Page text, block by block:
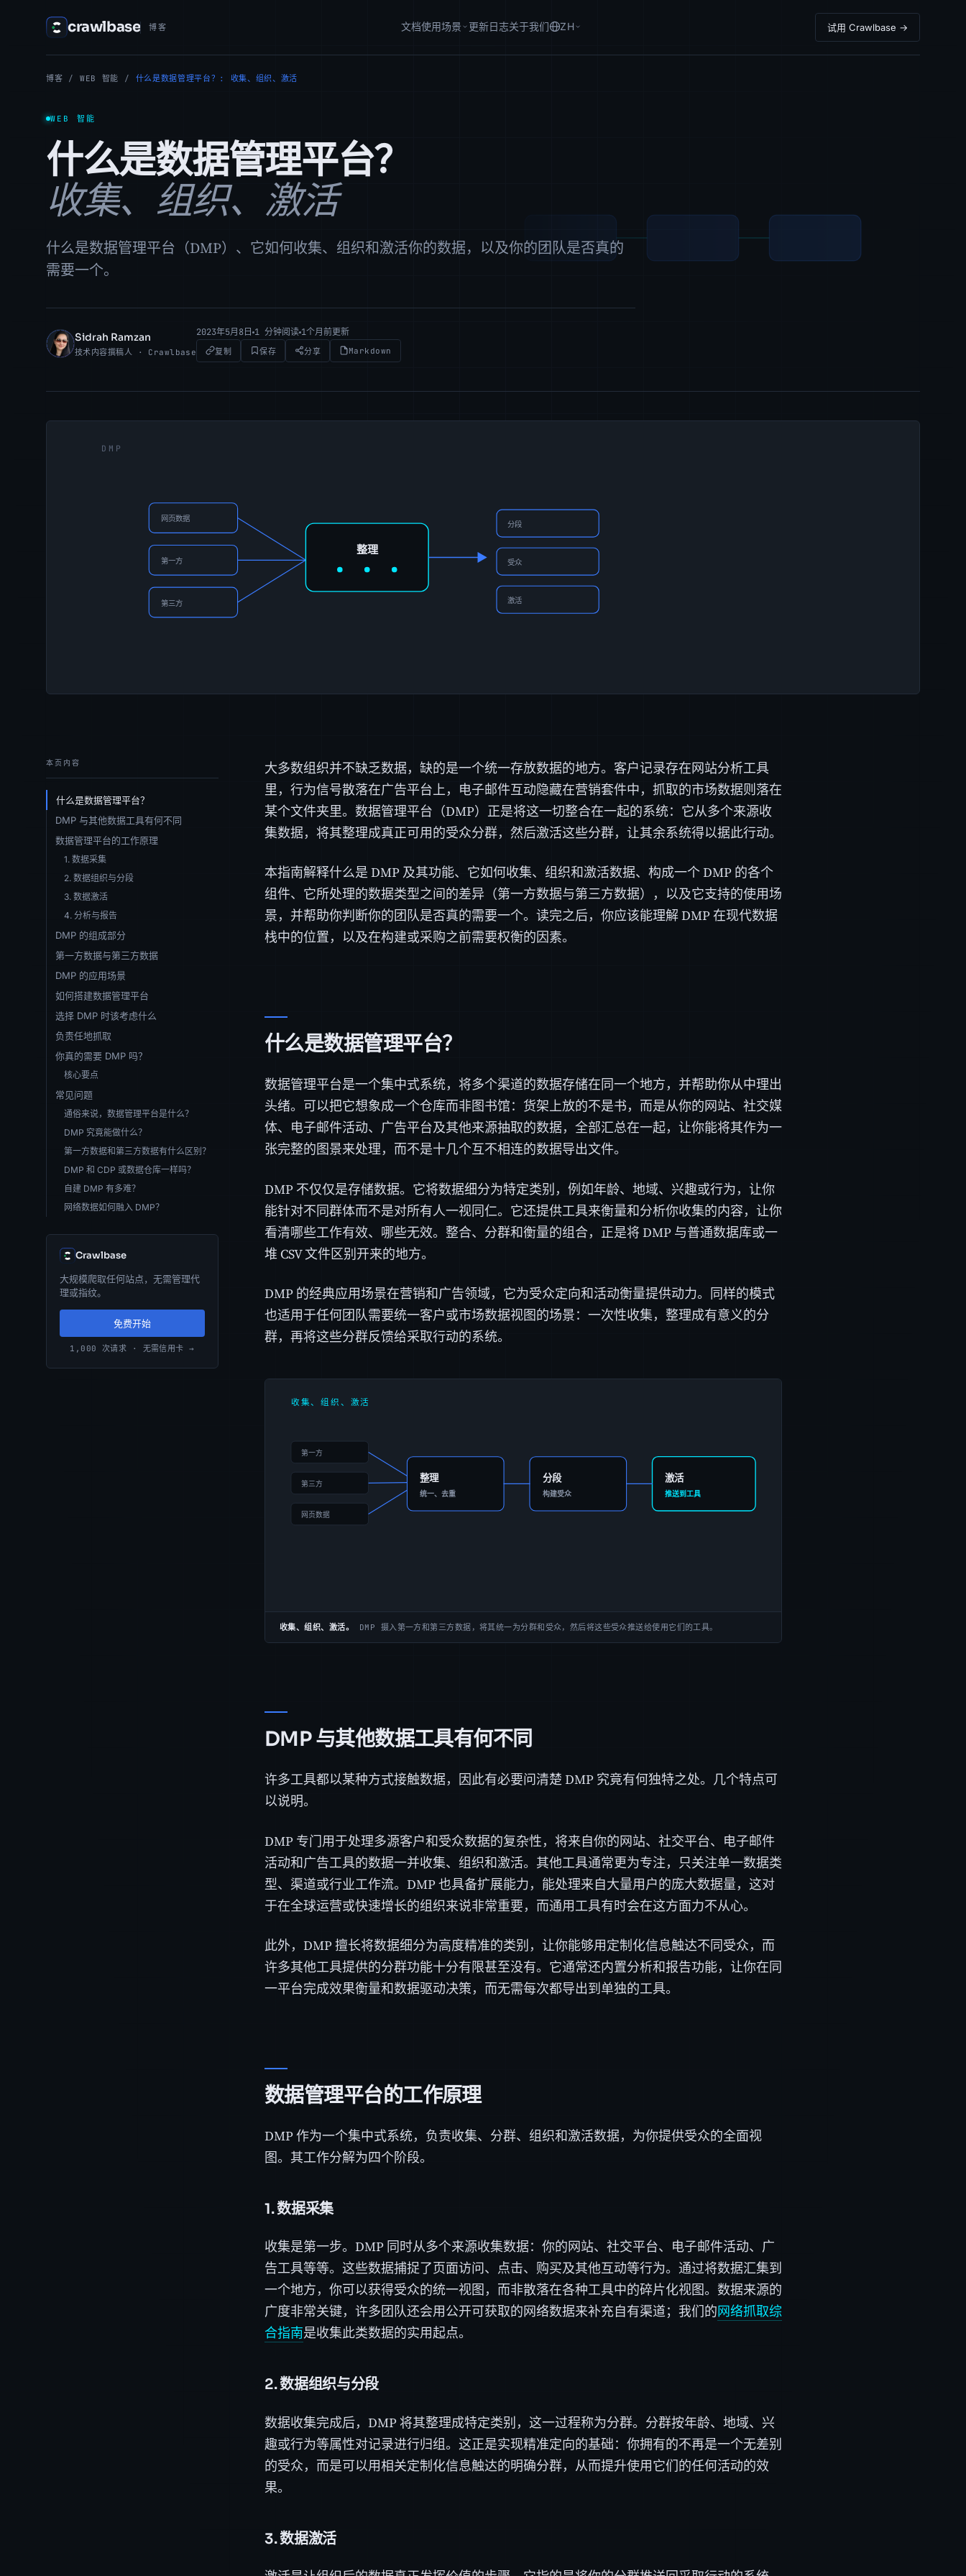
crawlbase 博客 文档使用场景 更新日志关于我们 ZH 试用 Crawlbase →
博客 / WEB 智能 / 什么是数据管理平台？: 收集、组织、激活
WEB 智能
什么是数据管理平台？
收集、组织、激活
什么是数据管理平台（DMP）、它如何收集、组织和激活你的数据，以及你的团队是否真的
需要一个。
SR
Sidrah Ramzan
技术内容撰稿人 · Crawlbase
2023年5月8日 1 分钟阅读 1个月前更新
复制 保存 分享 Markdown
本页内容
什么是数据管理平台？
DMP 与其他数据工具有何不同
数据管理平台的工作原理
1. 数据采集
2. 数据组织与分段
3. 数据激活
4. 分析与报告
DMP 的组成部分
第一方数据与第三方数据
DMP 的应用场景
如何搭建数据管理平台
选择 DMP 时该考虑什么
负责任地抓取
你真的需要 DMP 吗？
核心要点
常见问题
通俗来说，数据管理平台是什么？
DMP 究竟能做什么？
第一方数据和第三方数据有什么区别？
DMP 和 CDP 或数据仓库一样吗？
自建 DMP 有多难？
网络数据如何融入 DMP？
Crawlbase
大规模爬取任何站点，无需管理代
理或指纹。
免费开始
1,000 次请求 · 无需信用卡 →
大多数组织并不缺乏数据，缺的是一个统一存放数据的地方。客户记录存在网站分析工具
里，行为信号散落在广告平台上，电子邮件互动隐藏在营销套件中，抓取的市场数据则落在
某个文件夹里。数据管理平台（DMP）正是将这一切整合在一起的系统：它从多个来源收
集数据，将其整理成真正可用的受众分群，然后激活这些分群，让其余系统得以据此行动。
本指南解释什么是 DMP 及其功能、它如何收集、组织和激活数据、构成一个 DMP 的各个
组件、它所处理的数据类型之间的差异（第一方数据与第三方数据），以及它支持的使用场
景，并帮助你判断你的团队是否真的需要一个。读完之后，你应该能理解 DMP 在现代数据
栈中的位置，以及在构建或采购之前需要权衡的因素。
什么是数据管理平台？
数据管理平台是一个集中式系统，将多个渠道的数据存储在同一个地方，并帮助你从中理出
头绪。可以把它想象成一个仓库而非图书馆：货架上放的不是书，而是从你的网站、社交媒
体、电子邮件活动、广告平台及其他来源抽取的数据，全部汇总在一起，让你能将其作为一
张完整的图景来处理，而不是十几个互不相连的数据导出文件。
DMP 不仅仅是存储数据。它将数据细分为特定类别，例如年龄、地域、兴趣或行为，让你
能针对不同群体而不是对所有人一视同仁。它还提供工具来衡量和分析你收集的内容，让你
看清哪些工作有效、哪些无效。整合、分群和衡量的组合，正是将 DMP 与普通数据库或一
堆 CSV 文件区别开来的地方。
DMP 的经典应用场景在营销和广告领域，它为受众定向和活动衡量提供动力。同样的模式
也适用于任何团队需要统一客户或市场数据视图的场景：一次性收集，整理成有意义的分
群，再将这些分群反馈给采取行动的系统。
收集、组织、激活。 DMP 摄入第一方和第三方数据，将其统一为分群和受众，然后将这些受众推送给使用它们的工具。
DMP 与其他数据工具有何不同
许多工具都以某种方式接触数据，因此有必要问清楚 DMP 究竟有何独特之处。几个特点可
以说明。
DMP 专门用于处理多源客户和受众数据的复杂性，将来自你的网站、社交平台、电子邮件
活动和广告工具的数据一并收集、组织和激活。其他工具通常更为专注，只关注单一数据类
型、渠道或行业工作流。DMP 也具备扩展能力，能处理来自大量用户的庞大数据量，这对
于在全球运营或快速增长的组织来说非常重要，而通用工具有时会在这方面力不从心。
此外，DMP 擅长将数据细分为高度精准的类别，让你能够用定制化信息触达不同受众，而
许多其他工具提供的分群功能十分有限甚至没有。它通常还内置分析和报告功能，让你在同
一平台完成效果衡量和数据驱动决策，而无需每次都导出到单独的工具。
数据管理平台的工作原理
DMP 作为一个集中式系统，负责收集、分群、组织和激活数据，为你提供受众的全面视
图。其工作分解为四个阶段。
1. 数据采集
收集是第一步。DMP 同时从多个来源收集数据：你的网站、社交平台、电子邮件活动、广
告工具等等。这些数据捕捉了页面访问、点击、购买及其他互动等行为。通过将数据汇集到
一个地方，你可以获得受众的统一视图，而非散落在各种工具中的碎片化视图。数据来源的
广度非常关键，许多团队还会用公开可获取的网络数据来补充自有渠道；我们的网络抓取综
合指南是收集此类数据的实用起点。
2. 数据组织与分段
数据收集完成后，DMP 将其整理成特定类别，这一过程称为分群。分群按年龄、地域、兴
趣或行为等属性对记录进行归组。这正是实现精准定向的基础：你拥有的不再是一个无差别
的受众，而是可以用相关定制化信息触达的明确分群，从而提升使用它们的任何活动的效
果。
3. 数据激活